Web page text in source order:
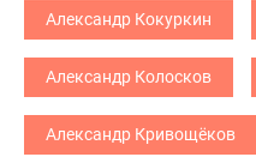
Александр Кокуркин
Александр Колосков
Александр Кривощёков